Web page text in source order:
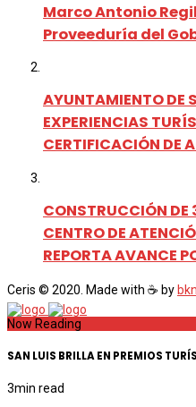
Marco Antonio
Proveeduría del
AYUNTAMIENTO DE
EXPERIENCIAS
CERTIFICACIÓN DE
CONSTRUCCIÓN DE
CENTRO DE
REPORTA AVANCE
Ceris © 2020. Made with ☕ by
Now Reading
SAN LUIS BRILLA EN PREMIOS
3min read